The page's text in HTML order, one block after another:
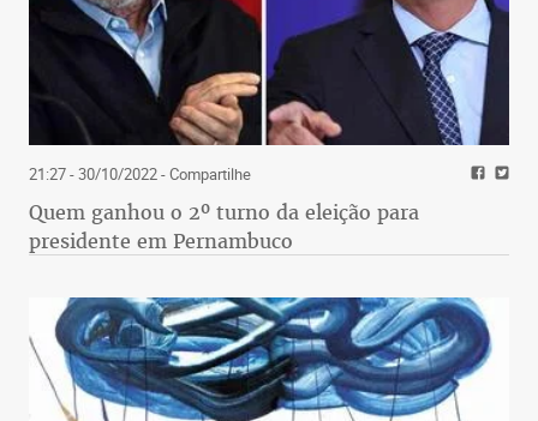
21:27 - 30/10/2022- Compartilhe
Quem ganhou o 2º turno da eleição para
presidente em Pernambuco